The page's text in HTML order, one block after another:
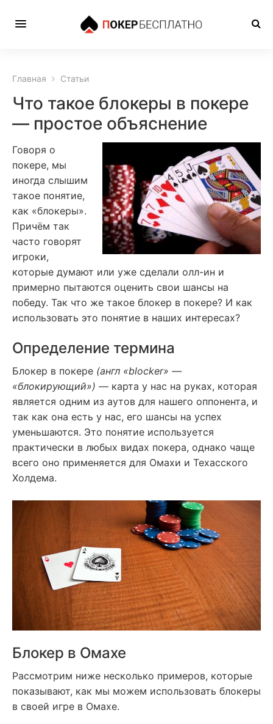
Главная Статьи
Что такое блокеры в покере
— простое объяснение
Говоря о
покере, мы
иногда слышим
такое понятие,
как «блокеры».
Причём так
часто говорят
игроки,
которые думают или уже сделали олл-ин и
примерно пытаются оценить свои шансы на
победу. Так что же такое блокер в покере? И как
использовать это понятие в наших интересах?
Определение термина
Блокер в покере (англ «blocker» —
«блокирующий») — карта у нас на руках, которая
является одним из аутов для нашего оппонента, и
так как она есть у нас, его шансы на успех
уменьшаются. Это понятие используется
практически в любых видах покера, однако чаще
всего оно применяется для Омахи и Техасского
Холдема.
Блокер в Омахе
Рассмотрим ниже несколько примеров, которые
показывают, как мы можем использовать блокеры
в своей игре в Омахе.